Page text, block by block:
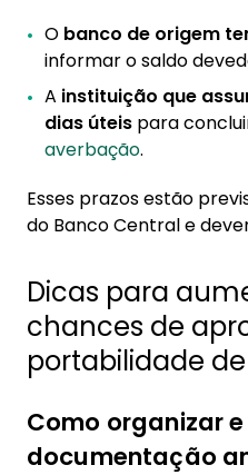
O banco de origem
informar o saldo
A instituição que
dias úteis para
averbação.
Esses prazos estão
do Banco Central e
Dicas para
chances de
portabilidade
Como organizar
documentação